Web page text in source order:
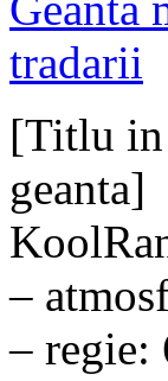
[Titlu in
geanta]
–
– regie: